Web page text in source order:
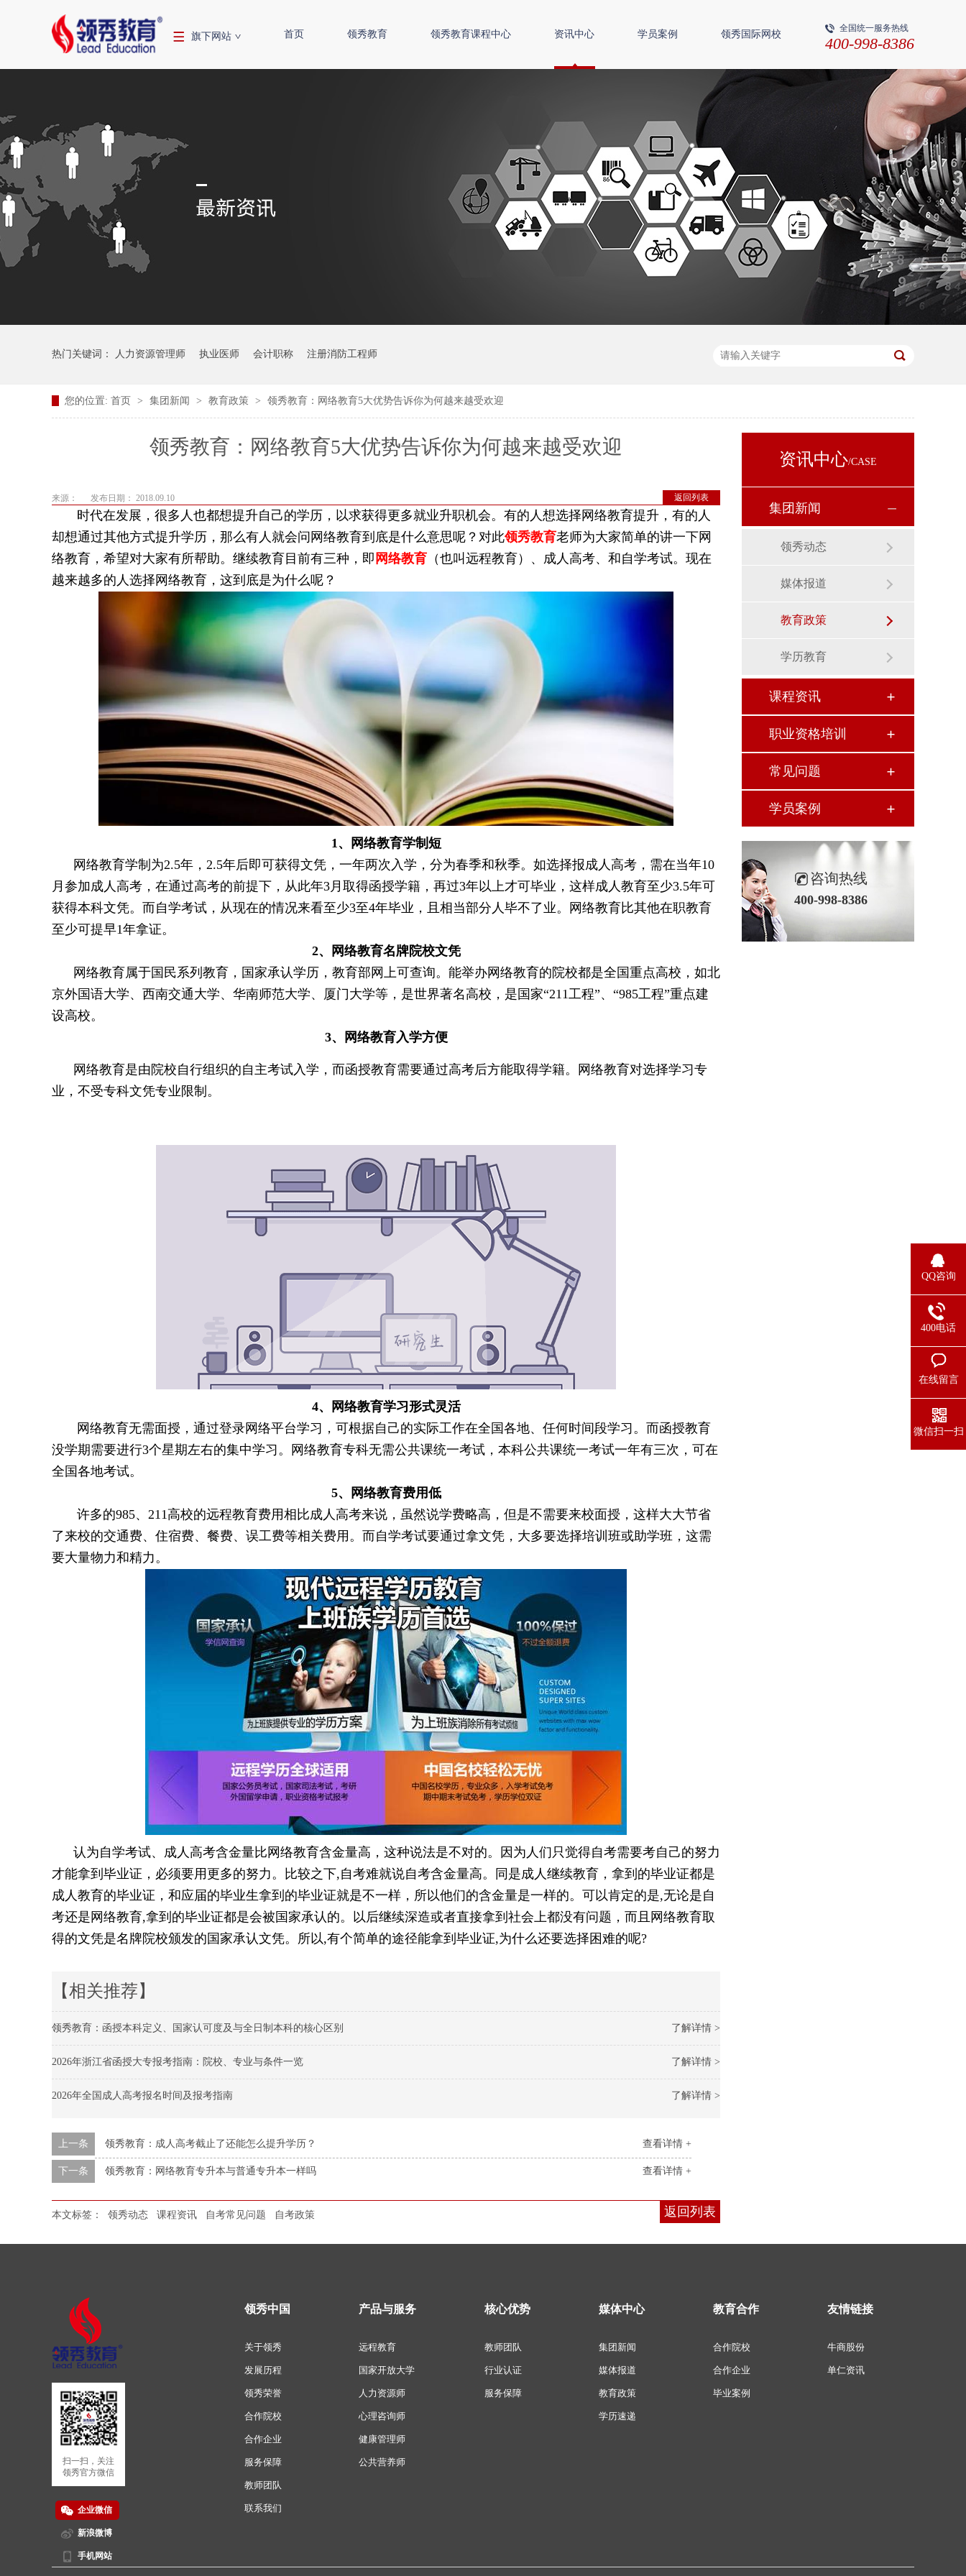
旗下网站 首页 领秀教育 领秀教育课程中心 资讯中心 学员案例 领秀国际网校
全国统一服务热线
400-998-8386
热门关键词： 人力资源管理师 执业医师 会计职称 注册消防工程师
您的位置: 首页 > 集团新闻 > 教育政策 > 领秀教育：网络教育5大优势告诉你为何越来越受欢迎
领秀教育：网络教育5大优势告诉你为何越来越受欢迎
返回列表
来源： 发布日期： 2018.09.10
时代在发展，很多人也都想提升自己的学历，以求获得更多就业升职机会。有的人想选择网络教育提升，有的人
却想通过其他方式提升学历，那么有人就会问网络教育到底是什么意思呢？对此领秀教育老师为大家简单的讲一下网
络教育，希望对大家有所帮助。继续教育目前有三种，即 网络教育 （也叫远程教育）、成人高考、和自学考试。现在
越来越多的人选择网络教育，这到底是为什么呢？
1、网络教育学制短
网络教育学制为2.5年，2.5年后即可获得文凭，一年两次入学，分为春季和秋季。如选择报成人高考，需在当年10
月参加成人高考，在通过高考的前提下，从此年3月取得函授学籍，再过3年以上才可毕业，这样成人教育至少3.5年可
获得本科文凭。而自学考试，从现在的情况来看至少3至4年毕业，且相当部分人毕不了业。网络教育比其他在职教育
至少可提早1年拿证。
2、网络教育名牌院校文凭
网络教育属于国民系列教育，国家承认学历，教育部网上可查询。能举办网络教育的院校都是全国重点高校，如北
京外国语大学、西南交通大学、华南师范大学、厦门大学等，是世界著名高校，是国家“211工程”、“985工程”重点建
设高校。
3、网络教育入学方便
网络教育是由院校自行组织的自主考试入学，而函授教育需要通过高考后方能取得学籍。网络教育对选择学习专
业，不受专科文凭专业限制。
4、网络教育学习形式灵活
网络教育无需面授，通过登录网络平台学习，可根据自己的实际工作在全国各地、任何时间段学习。而函授教育
没学期需要进行3个星期左右的集中学习。网络教育专科无需公共课统一考试，本科公共课统一考试一年有三次，可在
全国各地考试。
5、网络教育费用低
许多的985、211高校的远程教育费用相比成人高考来说，虽然说学费略高，但是不需要来校面授，这样大大节省
了来校的交通费、住宿费、餐费、误工费等相关费用。而自学考试要通过拿文凭，大多要选择培训班或助学班，这需
要大量物力和精力。
认为自学考试、成人高考含金量比网络教育含金量高，这种说法是不对的。因为人们只觉得自考需要考自己的努力
才能拿到毕业证，必须要用更多的努力。比较之下,自考难就说自考含金量高。同是成人继续教育，拿到的毕业证都是
成人教育的毕业证，和应届的毕业生拿到的毕业证就是不一样，所以他们的含金量是一样的。可以肯定的是,无论是自
考还是网络教育,拿到的毕业证都是会被国家承认的。以后继续深造或者直接拿到社会上都没有问题，而且网络教育取
得的文凭是名牌院校颁发的国家承认文凭。所以,有个简单的途径能拿到毕业证,为什么还要选择困难的呢?
【相关推荐】
了解详情 >
领秀教育：函授本科定义、国家认可度及与全日制本科的核心区别
了解详情 >
2026年浙江省函授大专报考指南：院校、专业与条件一览
了解详情 >
2026年全国成人高考报名时间及报考指南
查看详情 +
上一条 领秀教育：成人高考截止了还能怎么提升学历？
查看详情 +
下一条 领秀教育：网络教育专升本与普通专升本一样吗
返回列表
本文标签： 领秀动态 课程资讯 自考常见问题 自考政策
资讯中心/CASE
集团新闻
领秀动态
媒体报道
教育政策
学历教育
课程资讯
职业资格培训
常见问题
学员案例
咨询热线
400-998-8386
扫一扫，关注
领秀官方微信
扫一扫，关注
企业微信
新浪微博
手机网站
领秀中国
关于领秀
发展历程
领秀荣誉
合作院校
合作企业
服务保障
教师团队
联系我们
产品与服务
远程教育
国家开放大学
人力资源师
心理咨询师
健康管理师
公共营养师
核心优势
教师团队
行业认证
服务保障
媒体中心
集团新闻
媒体报道
教育政策
学历速递
教育合作
合作院校
合作企业
毕业案例
友情链接
牛商股份
单仁资讯
QQ咨询
400电话
在线留言
微信扫一扫